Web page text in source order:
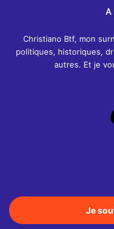
Christiano Btf, mon
politiques, historiques,
autres. Et je
Je